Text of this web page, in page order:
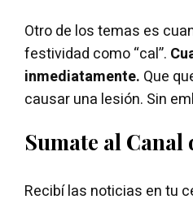
Otro de los temas es
festividad como “cal”.
inmediatamente. Que
causar una lesión. Sin
Sumate al Canal
Recibí las noticias en tu